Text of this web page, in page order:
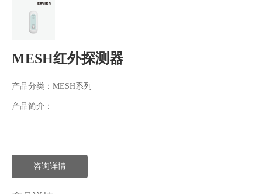
MESH红外探测器
产品分类： MESH系列
产品简介：
咨询详情